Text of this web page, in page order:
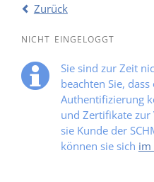
Zurück
NICHT EINGELOGGT
Sie sind zur Zeit
beachten Sie, dass
Authentifizierung
und Zertifikate zur
sie Kunde der
können sie sich im